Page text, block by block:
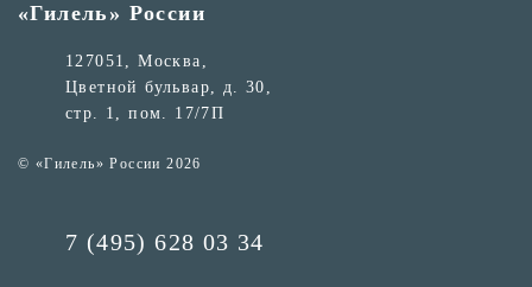
«Гилель» России
127051, Москва,
Цветной бульвар, д. 30,
стр. 1, пом. 17/7П
© «Гилель» России 2026
7 (495) 628 03 34